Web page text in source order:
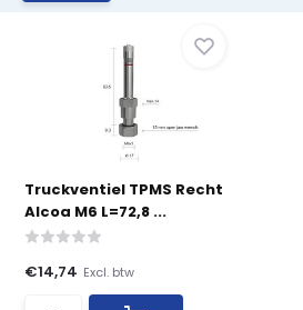
Truckventiel TPMS Recht
Alcoa M6 L=72,8 ...
€14,74 Excl. btw